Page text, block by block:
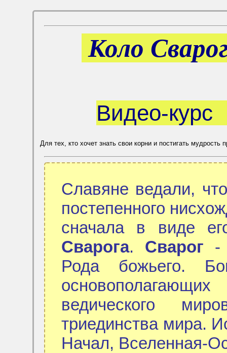
Коло
Для тех, кто хочет знать свои корни и постигать мудрость
Славяне ведали,
постепенного
сначала в виде
Сварога. Сварог -
Рода божьего.
ведического
триединства мира.
Начал, Вселенная-